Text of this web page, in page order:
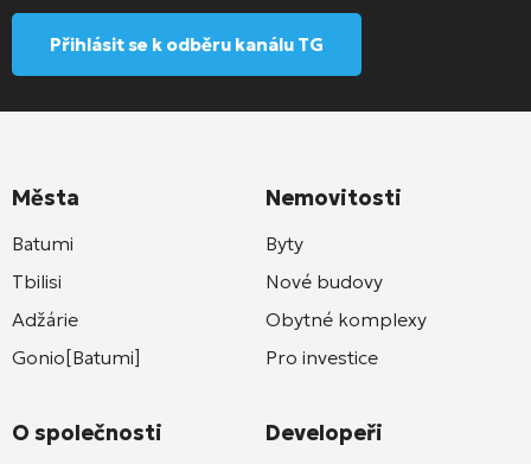
Přihlásit se k odběru kanálu TG
Města
Batumi
Tbilisi
Adžárie
Gonio[Batumi]
O společnosti
Nemovitosti
Byty
Nové budovy
Obytné komplexy
Pro investice
Developeři